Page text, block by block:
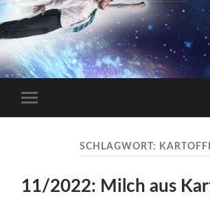
Pro Jahr 77 kreative Ideen, die
können ...
Menü
SCHLAGWORT:
11/2022: Milch aus